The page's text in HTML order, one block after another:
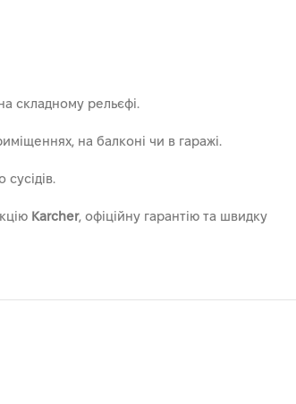
складному рельєфі.
на балконі чи в гаражі.
Karcher, офіційну гарантію та швидку